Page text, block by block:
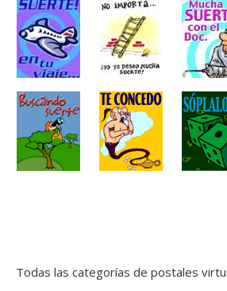
Todas las categorías de postales